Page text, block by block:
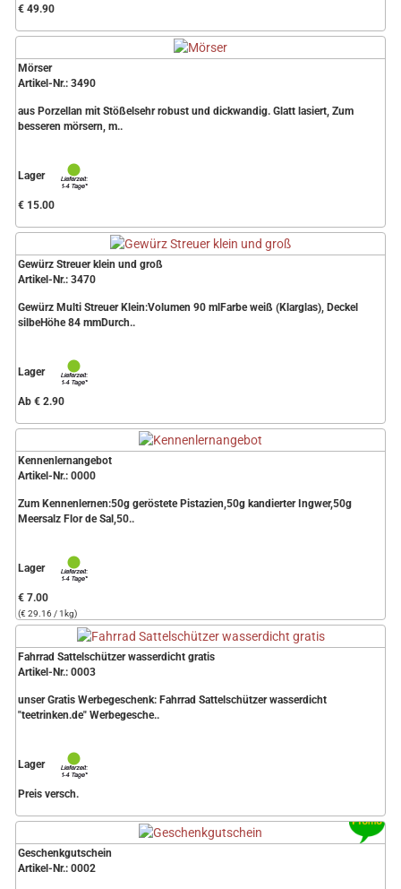
€ 49.90
Mörser
Artikel-Nr.: 3490
aus Porzellan mit Stößelsehr robust und dickwandig. Glatt lasiert, Zum
besseren mörsern, m..
Lager
€ 15.00
Gewürz Streuer klein und groß
Artikel-Nr.: 3470
Gewürz Multi Streuer Klein:Volumen 90 mlFarbe weiß (Klarglas), Deckel
silbeHöhe 84 mmDurch..
Lager
Ab € 2.90
Kennenlernangebot
Artikel-Nr.: 0000
Zum Kennenlernen:50g geröstete Pistazien,50g kandierter Ingwer,50g
Meersalz Flor de Sal,50..
Lager
€ 7.00
(€ 29.16 / 1kg)
Fahrrad Sattelschützer wasserdicht gratis
Artikel-Nr.: 0003
unser Gratis Werbegeschenk: Fahrrad Sattelschützer wasserdicht
"teetrinken.de" Werbegesche..
Lager
Preis versch.
Geschenkgutschein
Artikel-Nr.: 0002